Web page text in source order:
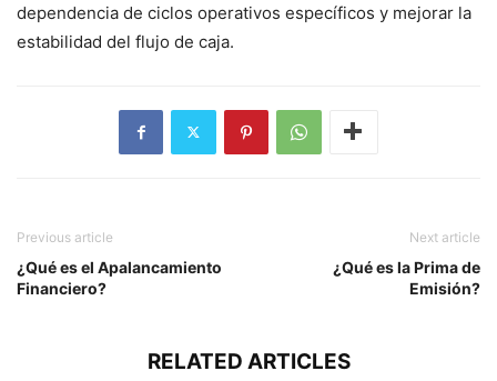
dependencia de ciclos operativos específicos y mejorar la
estabilidad del flujo de caja.
Previous article
¿Qué es el Apalancamiento
Financiero?
Next article
¿Qué es la Prima de
Emisión?
RELATED ARTICLES